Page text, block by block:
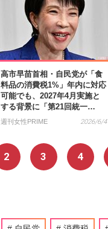
高市早苗首相・自民党が「食
料品の消費税1%」年内に対応
可能でも、2027年4月実施と
する背景に「第21回統一…
週刊女性PRIME 2026/6/4
2 3 4